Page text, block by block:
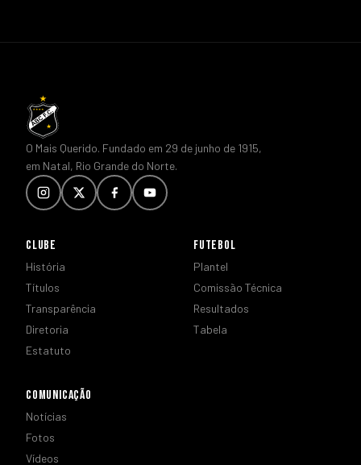
O Mais Querido. Fundado em 29 de junho de 1915,
em Natal, Rio Grande do Norte.
CLUBE
História
Títulos
Transparência
Diretoria
Estatuto
FUTEBOL
Plantel
Comissão Técnica
Resultados
Tabela
COMUNICAÇÃO
Notícias
Fotos
Vídeos